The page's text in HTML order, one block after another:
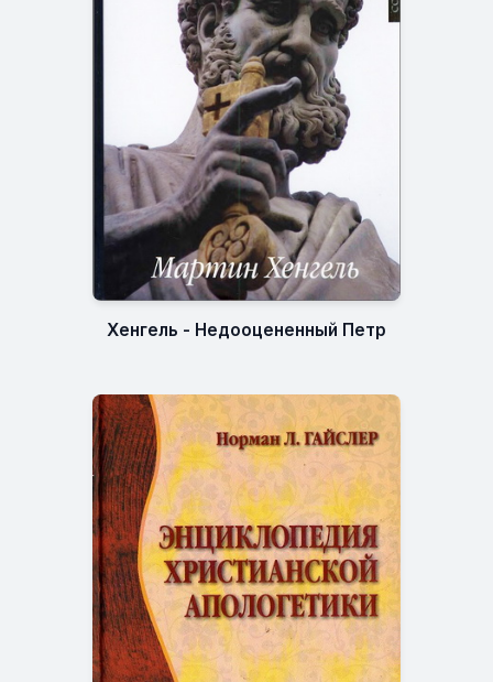
Хенгель - Недооцененный Петр